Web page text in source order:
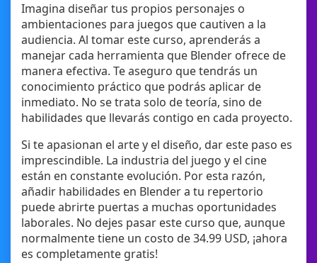
Imagina diseñar tus propios personajes o
ambientaciones para juegos que cautiven a la
audiencia. Al tomar este curso, aprenderás a
manejar cada herramienta que Blender ofrece de
manera efectiva. Te aseguro que tendrás un
conocimiento práctico que podrás aplicar de
inmediato. No se trata solo de teoría, sino de
habilidades que llevarás contigo en cada proyecto.
Si te apasionan el arte y el diseño, dar este paso es
imprescindible. La industria del juego y el cine
están en constante evolución. Por esta razón,
añadir habilidades en Blender a tu repertorio
puede abrirte puertas a muchas oportunidades
laborales. No dejes pasar este curso que, aunque
normalmente tiene un costo de 34.99 USD, ¡ahora
es completamente gratis!